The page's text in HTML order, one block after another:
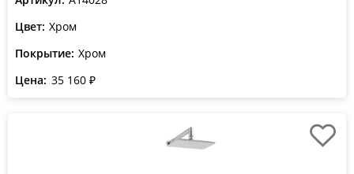
Цвет: Хром
Покрытие: Хром
Цена: 35 160 ₽